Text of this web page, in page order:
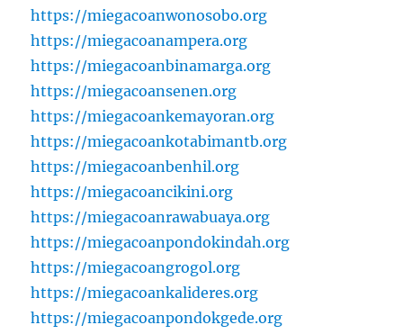
https://miegacoanwonosobo.org
https://miegacoanampera.org
https://miegacoanbinamarga.org
https://miegacoansenen.org
https://miegacoankemayoran.org
https://miegacoankotabimantb.org
https://miegacoanbenhil.org
https://miegacoancikini.org
https://miegacoanrawabuaya.org
https://miegacoanpondokindah.org
https://miegacoangrogol.org
https://miegacoankalideres.org
https://miegacoanpondokgede.org